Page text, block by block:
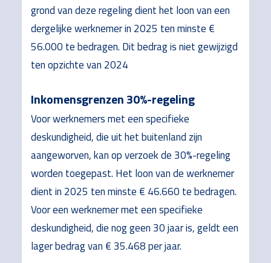
grond van deze regeling dient het loon van een
dergelijke werknemer in 2025 ten minste €
56.000 te bedragen. Dit bedrag is niet gewijzigd
ten opzichte van 2024
Inkomensgrenzen 30%-regeling
Voor werknemers met een specifieke
deskundigheid, die uit het buitenland zijn
aangeworven, kan op verzoek de 30%-regeling
worden toegepast. Het loon van de werknemer
dient in 2025 ten minste € 46.660 te bedragen.
Voor een werknemer met een specifieke
deskundigheid, die nog geen 30 jaar is, geldt een
lager bedrag van € 35.468 per jaar.